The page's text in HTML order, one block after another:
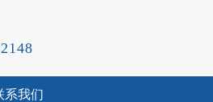
系我们